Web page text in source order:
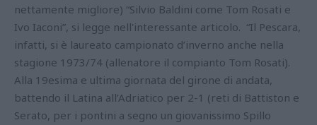
nettamente migliore) “Silvio Baldini come Tom Rosati e
Ivo Iaconi”, si legge nell'interessante articolo. “Il Pescara,
infatti, si è laureato campionato d’inverno anche nella
stagione 1973/74 (allenatore il compianto Tom Rosati).
Alla 19esima e ultima giornata del girone di andata,
battendo il Latina all’Adriatico per 2-1 (reti di Battiston e
Serato, per i pontini a segno un giovanissimo Spillo